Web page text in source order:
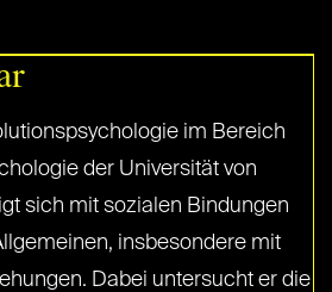
im Bereich
der Universität von
sich mit sozialen Bindungen
insbesondere mit
Dabei untersucht er die